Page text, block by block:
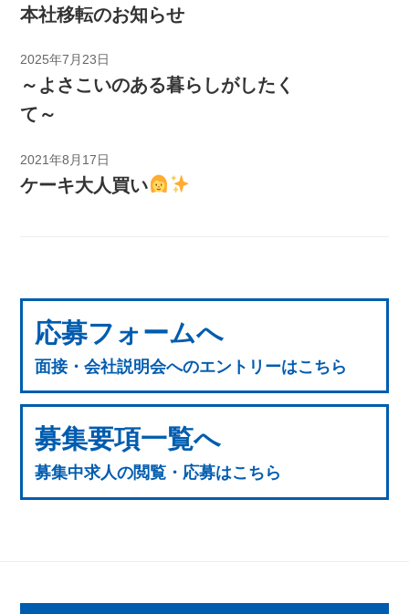
本社移転のお知らせ
2025年7月23日
～よさこいのある暮らしがしたく
て～
2021年8月17日
ケーキ大人買い
応募フォームへ
面接・会社説明会へのエントリーはこちら
募集要項一覧へ
募集中求人の閲覧・応募はこちら